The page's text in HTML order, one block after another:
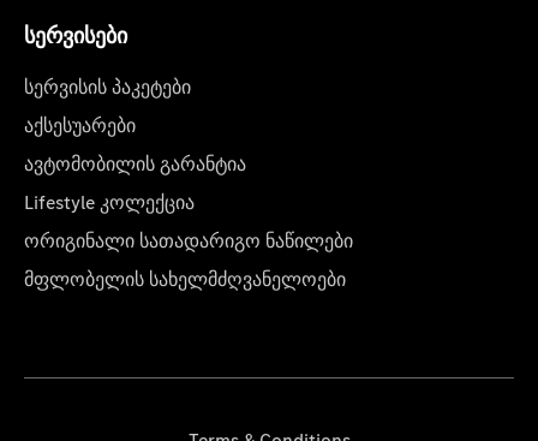
სერვისები
სერვისის პაკეტები
აქსესუარები
ავტომობილის გარანტია
Lifestyle კოლექცია
ორიგინალი სათადარიგო ნაწილები
მფლობელის სახელმძღვანელოები